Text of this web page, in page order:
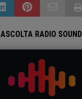
ASCOLTA RADIO SOUND